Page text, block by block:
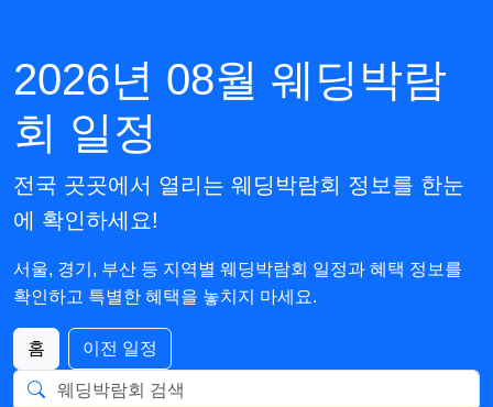
2026년 08월 웨딩박람
회 일정
전국 곳곳에서 열리는 웨딩박람회 정보를 한눈
에 확인하세요!
서울, 경기, 부산 등 지역별 웨딩박람회 일정과 혜택 정보를
확인하고 특별한 혜택을 놓치지 마세요.
홈 이전 일정